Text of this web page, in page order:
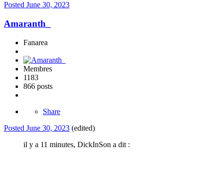
Posted June 30, 2023
Amaranth_
Fanarea
Membres
1183
866 posts
Share
Posted June 30, 2023 (edited)
il y a 11 minutes, DickInSon a dit :